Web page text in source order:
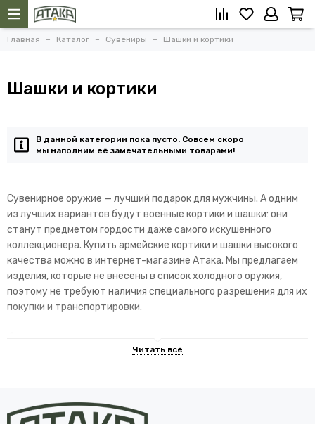
Главная Каталог Сувениры Шашки и кортики
Шашки и кортики
В данной категории пока пусто. Совсем скоро
мы наполним её замечательными товарами!
Сувенирное оружие — лучший подарок для мужчины. А одним
из лучших вариантов будут военные кортики и шашки: они
станут предметом гордости даже самого искушенного
коллекционера. Купить армейские кортики и шашки высокого
качества можно в интернет-магазине Атака. Мы предлагаем
изделия, которые не внесены в список холодного оружия,
поэтому не требуют наличия специального разрешения для их
покупки и транспортировки.
ассортимент сувенирного холодного оружия, включая
офицерские кортики. Для различных родов войск выпускались